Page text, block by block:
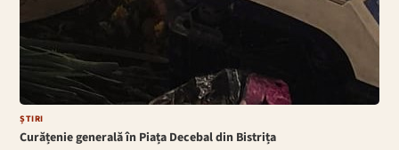
ȘTIRI
Curățenie generală în Piața Decebal din Bistrița